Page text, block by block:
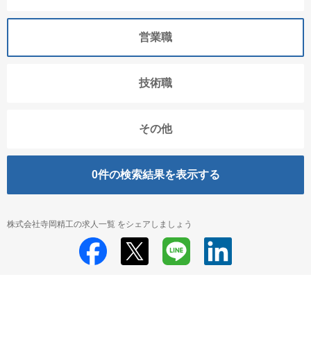
営業職
技術職
その他
0件の検索結果を表示する
株式会社寺岡精工の求人一覧 をシェアしましょう